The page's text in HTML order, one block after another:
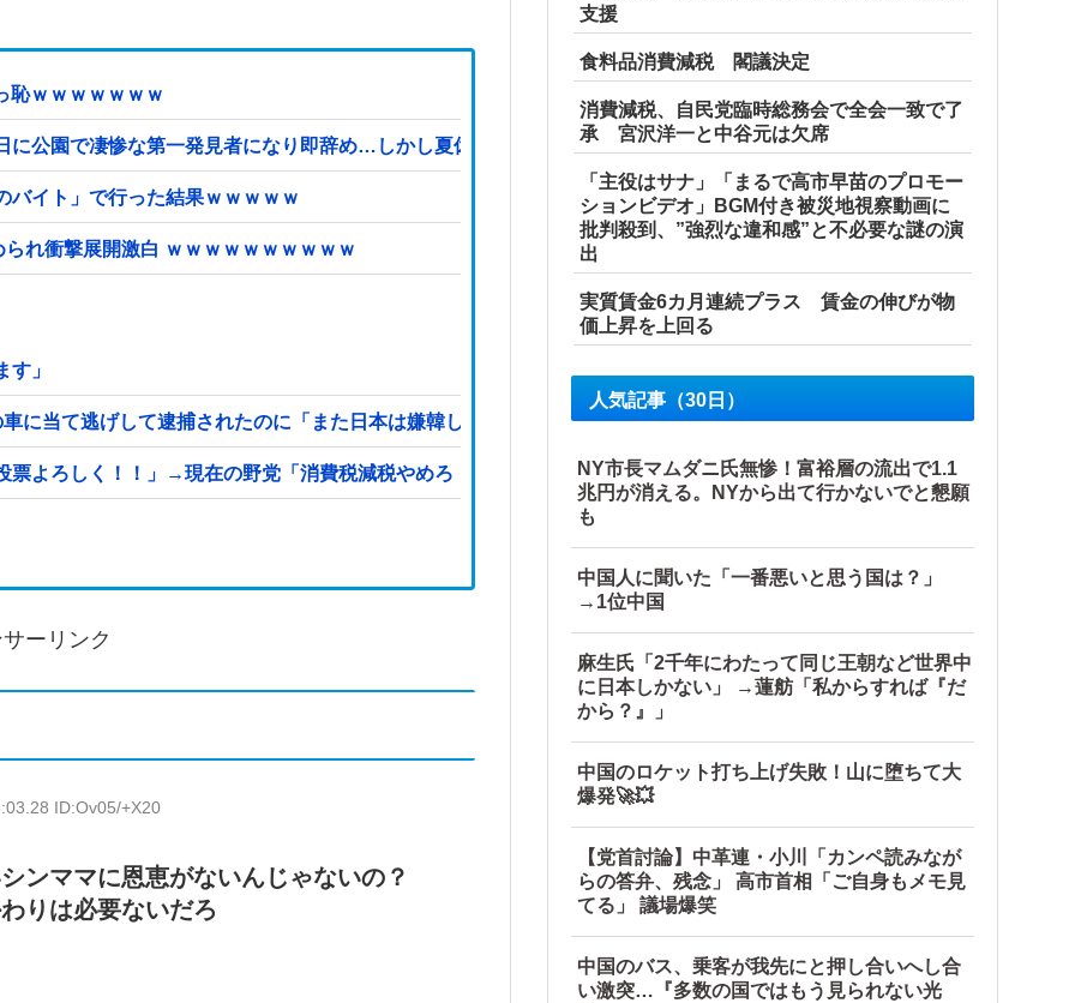
恥ｗｗｗｗｗｗｗ
に公園で凄惨な第一発見者になり即辞め…しかし夏休み最終日、バイトを続けた友人の身に起きた「更なる悲劇」←このバ
バイト」で行った結果ｗｗｗｗｗ
れ衝撃展開激白 ｗｗｗｗｗｗｗｗｗｗ
」
に当て逃げして逮捕されたのに「また日本は嫌韓しようとしている」と決めつけて責任転嫁
票よろしく！！」→現在の野党「消費税減税やめろ！！財源はどうするんだ！！」他
ーリンク
ID:Ov05/+X20
ンママに恩恵がないんじゃないの？
りは必要ないだろ
支援
食料品消費減税 閣議決定
消費減税、自民党臨時総務会で全会一致で了
承 宮沢洋一と中谷元は欠席
「主役はサナ」「まるで高市早苗のプロモー
ションビデオ」BGM付き被災地視察動画に
批判殺到、”強烈な違和感”と不必要な謎の演
出
実質賃金6カ月連続プラス 賃金の伸びが物
価上昇を上回る
人気記事（30日）
NY市長マムダニ氏無惨！富裕層の流出で1.1
兆円が消える。NYから出て行かないでと懇願
も
中国人に聞いた「一番悪いと思う国は？」
→1位中国
麻生氏「2千年にわたって同じ王朝など世界中
に日本しかない」 →蓮舫「私からすれば『だ
から？』」
中国のロケット打ち上げ失敗！山に堕ちて大
爆発🚀💥
【党首討論】中革連・小川「カンペ読みなが
らの答弁、残念」 高市首相「ご自身もメモ見
てる」 議場爆笑
中国のバス、乗客が我先にと押し合いへし合
い激突…『多数の国ではもう見られない光